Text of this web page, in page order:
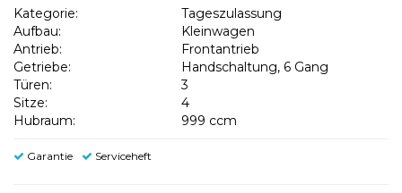
Kategorie:
Tageszulassung
Aufbau:
Kleinwagen
Antrieb:
Frontantrieb
Getriebe:
Handschaltung, 6 Gang
Türen:
3
Sitze:
4
Hubraum:
999 ccm
Garantie Serviceheft